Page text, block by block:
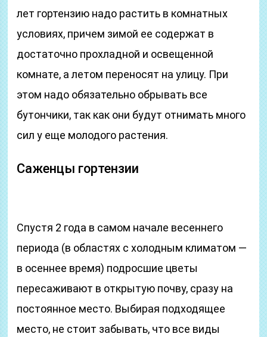
лет гортензию надо растить в комнатных
условиях, причем зимой ее содержат в
достаточно прохладной и освещенной
комнате, а летом переносят на улицу. При
этом надо обязательно обрывать все
бутончики, так как они будут отнимать много
сил у еще молодого растения.
Саженцы гортензии
Спустя 2 года в самом начале весеннего
периода (в областях с холодным климатом ―
в осеннее время) подросшие цветы
пересаживают в открытую почву, сразу на
постоянное место. Выбирая подходящее
место, не стоит забывать, что все виды